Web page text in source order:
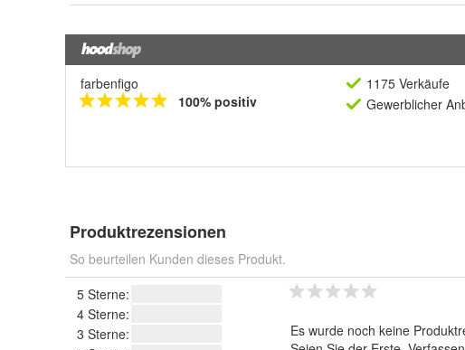
farbenfigo
100% positiv
1175 Verkäufe
Gewerblicher
Produktrezensionen
So beurteilen Kunden dieses Produkt.
5 Sterne:
4 Sterne:
3 Sterne:
Es wurde noch keine